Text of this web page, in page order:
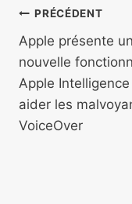
de
l’article
PRÉCÉDENT
Apple présente
nouvelle
Apple
aider les
VoiceOver